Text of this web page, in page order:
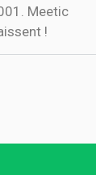
Meetic
!